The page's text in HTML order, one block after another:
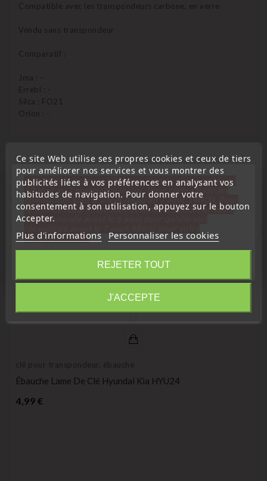
Compatible avec les transpondeurs carbone, en verre
Vendu sans transpondeur
Comparatif :
Jma : -
Errebi : -
Silca : FO21
Orion : -
16 D'autres Produits De La Même
Catégorie :
clé pour transpondeur, ébauche
Ébauche Lame De Clé Hyundai Kia HYU24
4,99 €
Ce site Web utilise ses propres cookies et ceux de tiers
pour améliorer nos services et vous montrer des
publicités liées à vos préférences en analysant vos
habitudes de navigation. Pour donner votre
consentement à son utilisation, appuyez sur le bouton
Accepter.
Plus d'informations Personnaliser les cookies
REJETER TOUT
J'ACCEPTE
« Attention, notre société sera fermée pour congés du
10 aout au 1 septembre inclus. Pour cette raison les
commandes sont traitées jusqu'au 7 aout 14H00. Pour
le service réparation nous devons réceptionner votre
télécommande avant le 6 aout pour qu'elle soit
compréhension»
Fermer
Information